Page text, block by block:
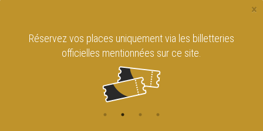
×
Réservez vos places uniquement via les billetteries
officielles mentionnées sur ce site.